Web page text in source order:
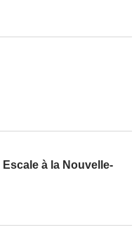
à la Nouvelle-